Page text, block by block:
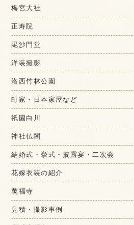
梅宮大社
正寿院
毘沙門堂
洋装撮影
洛西竹林公園
町家・日本家屋など
祇園白川
神社仏閣
結婚式・挙式・披露宴・二次会
花嫁衣装の紹介
萬福寺
見積・撮影事例